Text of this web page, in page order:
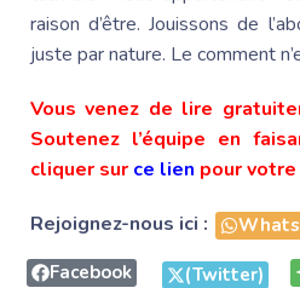
raison d’être. Jouissons de
juste par nature. Le comment
Vous venez de lire
Soutenez l’équipe en
cliquer sur ce lien pour votre
Rejoignez-nous ici :
Facebook
(Twitter)